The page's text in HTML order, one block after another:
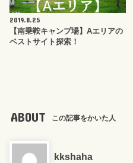
2019.8.25
【南乗鞍キャンプ場】Aエリアの
ベストサイト探索！
ABOUT この記事をかいた人
kkshaha